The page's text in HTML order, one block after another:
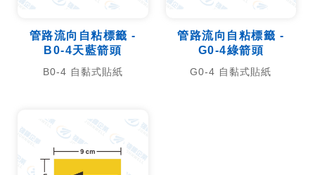
管路流向自粘標籤 -
B0-4天藍箭頭
B0-4 自黏式貼紙
管路流向自粘標籤 -
G0-4綠箭頭
G0-4 自黏式貼紙